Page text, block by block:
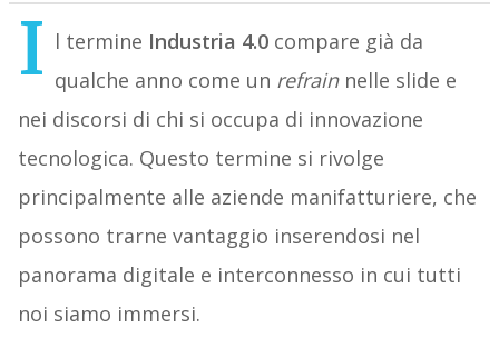
I l termine Industria 4.0compare già da
qualche anno come un refrainnelle slide e
nei discorsi di chi si occupa di innovazione
tecnologica. Questo termine si rivolge
principalmente alle aziende manifatturiere, che
possono trarne vantaggio inserendosi nel
panorama digitale e interconnesso in cui tutti
noi siamo immersi.